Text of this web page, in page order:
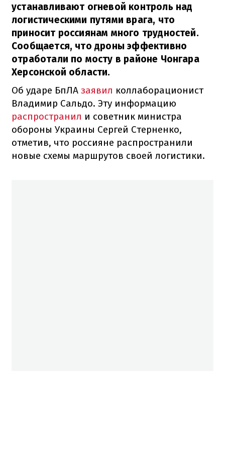
устанавливают огневой контроль над
логистическими путями врага, что
приносит россиянам много трудностей.
Сообщается, что дроны эффективно
отработали по мосту в районе Чонгара
Херсонской области.
Об ударе БпЛА заявил коллаборационист
Владимир Сальдо. Эту информацию
распространил и советник министра
обороны Украины Сергей Стерненко,
отметив, что россияне распространили
новые схемы маршрутов своей логистики.